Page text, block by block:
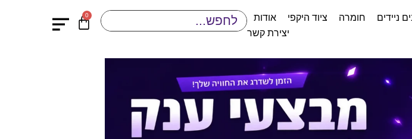
ניידים חומרה ציוד היקפי
אודות
יצירת קשר
0